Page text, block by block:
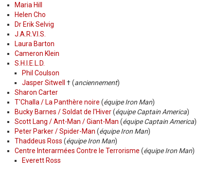
Maria Hill
Helen Cho
Dr Erik Selvig
J.A.R.V.I.S.
Laura Barton
Cameron Klein
S.H.I.E.L.D.
Phil Coulson
Jasper Sitwell
† (anciennement)
Sharon Carter
T'Challa / La Panthère noire (équipe Iron Man)
Bucky Barnes / Soldat de l'Hiver(équipe Captain America)
Scott Lang / Ant-Man / Giant-Man (équipe Captain America)
Peter Parker / Spider-Man (équipe Iron Man)
Thaddeus Ross (équipe Iron Man)
Centre Interarmées Contre le Terrorisme (équipe Iron Man)
Everett Ross